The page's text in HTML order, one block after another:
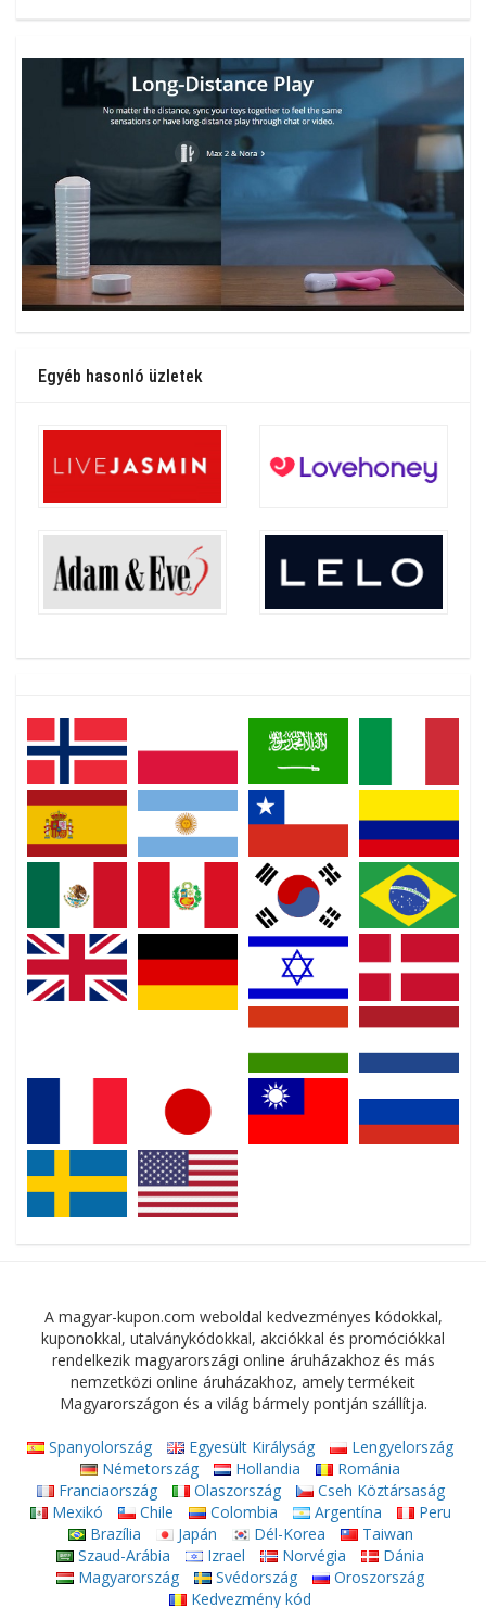
Egyéb hasonló üzletek
A magyar-kupon.com weboldal kedvezményes kódokkal,
kuponokkal, utalványkódokkal, akciókkal és promóciókkal
rendelkezik magyarországi online áruházakhoz és más
nemzetközi online áruházakhoz, amely termékeit
Magyarországon és a világ bármely pontján szállítja.
Spanyolország Egyesült Királyság
Lengyelország
Németország
Hollandia
Románia
Franciaország
Olaszország
Cseh Köztársaság
Mexikó
Chile Colombia Argentína
Peru
Brazília
Japán Dél-Korea
Taiwan
Szaud-Arábia
Izrael Norvégia
Dánia
Magyarország
Svédország
Oroszország
Kedvezmény kód